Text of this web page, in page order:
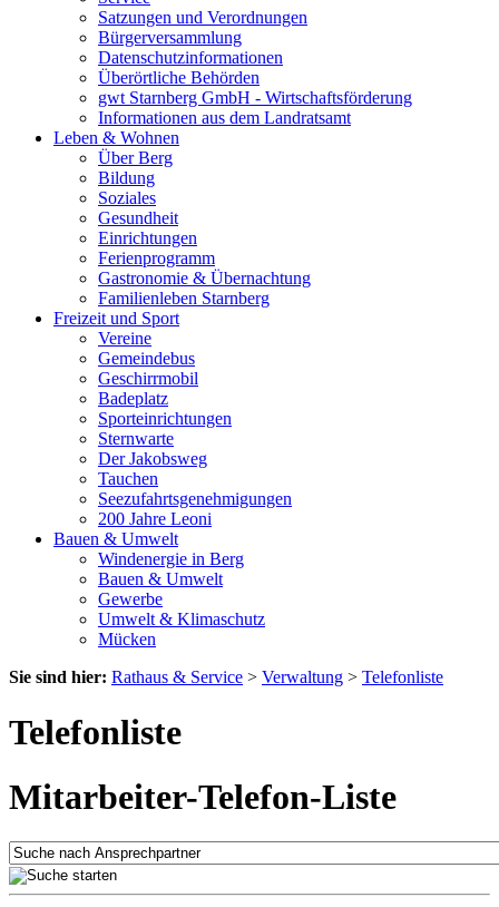
Satzungen und Verordnungen
Bürgerversammlung
Datenschutzinformationen
Überörtliche Behörden
gwt Starnberg GmbH - Wirtschaftsförderung
Informationen aus dem Landratsamt
Leben & Wohnen
Über Berg
Bildung
Soziales
Gesundheit
Einrichtungen
Ferienprogramm
Gastronomie & Übernachtung
Familienleben Starnberg
Freizeit und Sport
Vereine
Gemeindebus
Geschirrmobil
Badeplatz
Sporteinrichtungen
Sternwarte
Der Jakobsweg
Tauchen
Seezufahrtsgenehmigungen
200 Jahre Leoni
Bauen & Umwelt
Windenergie in Berg
Bauen & Umwelt
Gewerbe
Umwelt & Klimaschutz
Mücken
Sie sind hier: Rathaus & Service > Verwaltung > Telefonliste
Telefonliste
Mitarbeiter-Telefon-Liste